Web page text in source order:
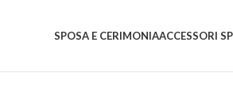
SPOSA E CERIMONIAACCESSORI